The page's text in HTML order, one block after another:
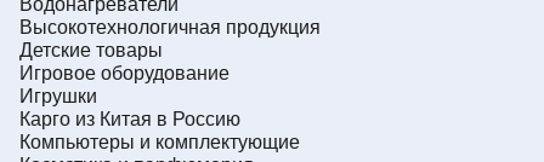
Высокотехнологичная продукция
Детские товары
Игровое оборудование
Игрушки
Карго из Китая в Россию
Компьютеры и комплектующие